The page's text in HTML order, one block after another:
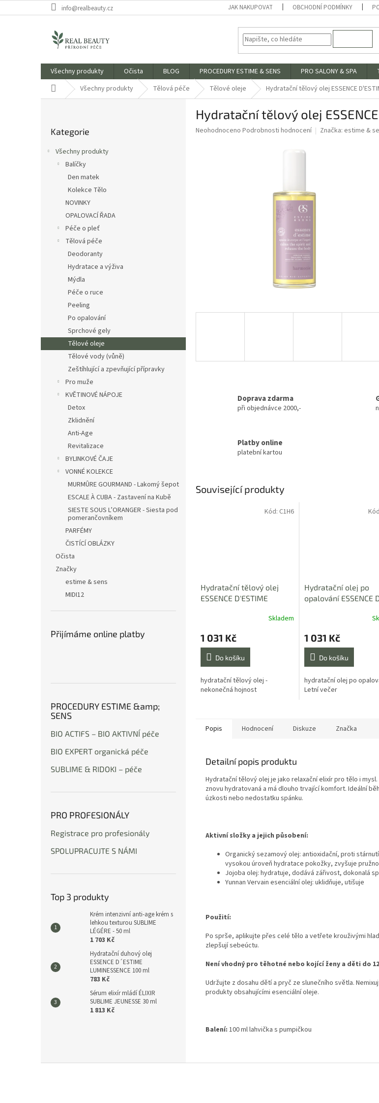
na
info@realbeauty.cz JAK NAKUPOVAT OBCHODNÍ PODMÍNKY
Všechny produkty Očista BLOG PROCEDURY ESTIME & SENS PRO SALONY & SPA
Domů Všechny produkty Tělová péče Tělové oleje Hydratační tělový olej ESSENCE
kategorie
Kategorie
Všechny produkty
Balíčky
Den matek
Kolekce Tělo
NOVINKY
OPALOVACÍ ŘADA
Péče o pleť
Tělová péče
Deodoranty
Hydratace a výživa
Mýdla
Péče o ruce
Peeling
Po opalování
Sprchové gely
Tělové oleje
Tělové vody (vůně)
Zeštíhlující a zpevňující přípravky
Pro muže
KVĚTINOVÉ NÁPOJE
Detox
Zklidnění
Anti-Age
Revitalizace
BYLINKOVÉ ČAJE
VONNÉ KOLEKCE
MURMÛRE GOURMAND - Lakomý šepot
ESCALE À CUBA - Zastavení na Kubě
SIESTE SOUS L’ORANGER - Siesta pod
pomerančovníkem
PARFÉMY
ČISTÍCÍ OBLÁZKY
Očista
Značky
estime & sens
MIDI12
Přijímáme online platby
PROCEDURY ESTIME &amp;
SENS
BIO ACTIFS – BIO AKTIVNÍ péče
BIO EXPERT organická péče
SUBLIME & RIDOKI – péče
PRO PROFESIONÁLY
Registrace pro profesionály
SPOLUPRACUJTE S NÁMI
Top 3 produkty
Krém intenzivní anti-age krém s
lehkou texturou SUBLIME
LÉGÉRE - 50 ml
1 703 Kč
Hydratační duhový olej
ESSENCE D´ESTIME
LUMINESSENCE 100 ml
783 Kč
Sérum elixír mládí ÉLIXIR
SUBLIME JEUNESSE 30 ml
1 813 Kč
Hydratační tělový olej
Průměrné
Neohodnoceno Podrobnosti hodnocení Značka: estime &
Doprava zdarma
při objednávce 2000,-
Platby online
platební kartou
Související produkty
Hydratační tělový olej
ESSENCE D'ESTIME
Skladem
1 031 Kč
Do košíku
hydratační tělový olej -
nekonečná hojnost
Kód: C1H6
Hydratační olej po
opalování ESSENCE
1 031 Kč
Do košíku
hydratační olej po
Letní večer
Popis Hodnocení Diskuze Značka
Detailní popis produktu
Hydratační tělový olej je jako relaxační elixír pro tělo i
znovu hydratovaná a má dlouho trvající komfort. Ideální
úzkosti nebo nedostatku spánku.
Aktivní složky a jejich působení:
Organický sezamový olej: antioxidační, proti
vysokou úroveň hydratace pokožky, zvyšuje
Jojoba olej: hydratuje, dodává zářivost, dokonalá
Yunnan Vervain esenciální olej: uklidňuje, utišuje
Použití:
Po sprše, aplikujte přes celé tělo a vetřete krouživými
zlepšují sebeúctu.
Není vhodný pro těhotné nebo kojící ženy a děti do
Udržujte z dosahu dětí a pryč ze slunečního světla.
produkty obsahujícími esenciální oleje.
Balení: 100 ml lahvička s pumpičkou